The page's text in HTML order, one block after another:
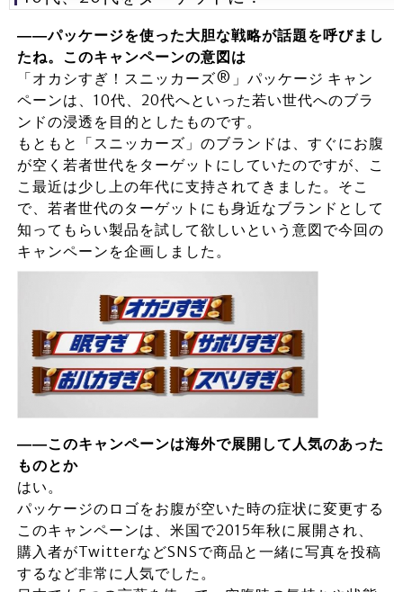
――パッケージを使った大胆な戦略が話題を呼びまし
たね。このキャンペーンの意図は
「オカシすぎ！スニッカーズ®」パッケージ キャン
ペーンは、10代、20代へといった若い世代へのブラ
ンドの浸透を目的としたものです。
もともと「スニッカーズ」のブランドは、すぐにお腹
が空く若者世代をターゲットにしていたのですが、こ
こ最近は少し上の年代に支持されてきました。そこ
で、若者世代のターゲットにも身近なブランドとして
知ってもらい製品を試して欲しいという意図で今回の
キャンペーンを企画しました。
――このキャンペーンは海外で展開して人気のあった
ものとか
はい。
パッケージのロゴをお腹が空いた時の症状に変更する
このキャンペーンは、米国で2015年秋に展開され、
購入者がTwitterなどSNSで商品と一緒に写真を投稿
するなど非常に人気でした。